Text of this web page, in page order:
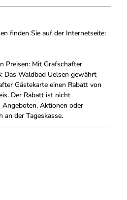
finden Sie auf der Internetseite:
Preisen: Mit Grafschafter
Das Waldbad Uelsen gewährt
Gästekarte einen Rabatt von
Der Rabatt ist nicht
Aktionen oder
an der Tageskasse.